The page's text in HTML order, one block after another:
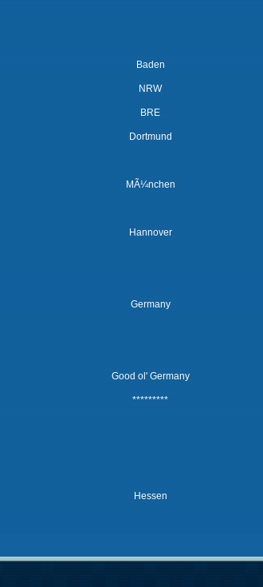
Baden
NRW
BRE
Dortmund
MÃ¼nchen
Hannover
Germany
Good ol' Germany
*********
Hessen